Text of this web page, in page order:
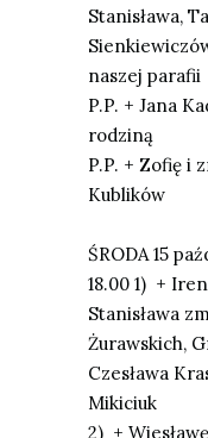
Stanisława,
naszej parafii
P.P. + Jana
rodziną
P.P. + Zofię i
Kublików
ŚRODA 15 paź
18.00 1) +
Stanisława
Żurawskich,
Czesława
Mikiciuk
2) +